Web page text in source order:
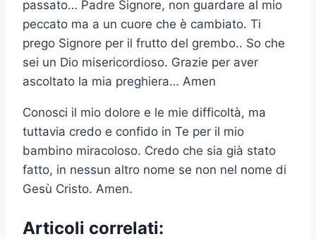
passato… Padre Signore, non guardare al mio
peccato ma a un cuore che è cambiato. Ti
prego Signore per il frutto del grembo.. So che
sei un Dio misericordioso. Grazie per aver
ascoltato la mia preghiera… Amen
Conosci il mio dolore e le mie difficoltà, ma
tuttavia credo e confido in Te per il mio
bambino miracoloso. Credo che sia già stato
fatto, in nessun altro nome se non nel nome di
Gesù Cristo. Amen.
Articoli correlati: